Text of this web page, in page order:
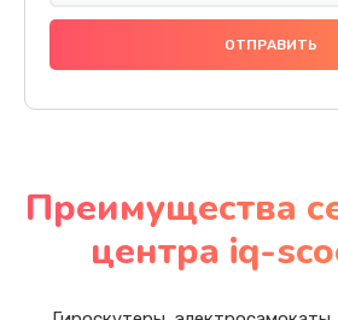
Преимущества
центра iq-